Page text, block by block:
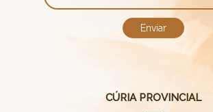
CÚRIA PROVINCIAL